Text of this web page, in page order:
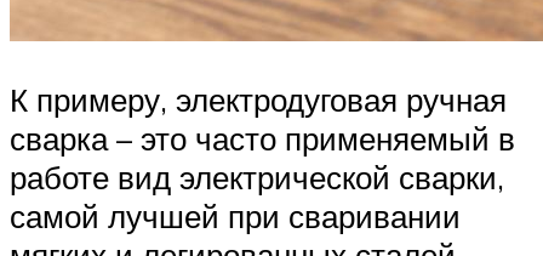
К примеру, электродуговая ручная
сварка – это часто применяемый в
работе вид электрической сварки,
самой лучшей при сваривании